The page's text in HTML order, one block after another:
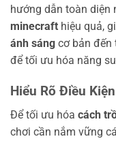
hướng dẫn toàn diện
minecraft hiệu quả,
ánh sáng cơ bản đến
để tối ưu hóa năng
Hiểu Rõ Điều
Để tối ưu hóa cách
chơi cần nắm vững